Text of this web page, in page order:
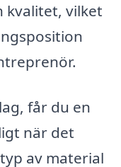
kvalitet, vilket
får du en
när det
av material